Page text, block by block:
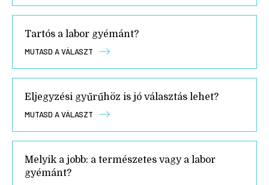
Tartós a labor gyémánt?
MUTASD A VÁLASZT
Eljegyzési gyűrűhöz is jó választás lehet?
MUTASD A VÁLASZT
Melyik a jobb: a természetes vagy a labor
gyémánt?